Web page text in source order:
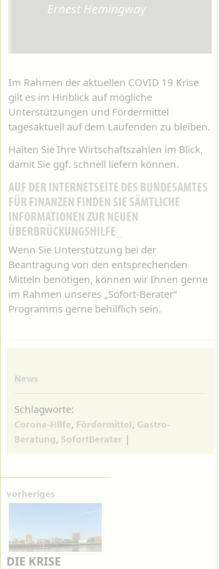
Ernest Hemingway
Im Rahmen der aktuellen COVID 19 Krise
gilt es im Hinblick auf mögliche
Unterstützungen und Fördermittel
tagesaktuell auf dem Laufenden zu bleiben.
Halten Sie Ihre Wirtschaftszahlen im Blick,
damit Sie ggf. schnell liefern können.
AUF DER INTERNETSEITE DES BUNDESAMTES
FÜR FINANZEN FINDEN SIE SÄMTLICHE
INFORMATIONEN ZUR NEUEN
ÜBERBRÜCKUNGSHILFE
Wenn Sie Unterstützung bei der
Beantragung von den entsprechenden
Mitteln benötigen, können wir Ihnen gerne
im Rahmen unseres „Sofort-Berater“
Programms gerne behilflich sein.
News
Schlagworte:
Corona-Hilfe, Fördermittel, Gastro-
Beratung, SofortBerater |
vorheriges
DIE KRISE